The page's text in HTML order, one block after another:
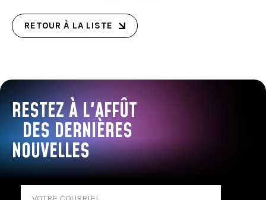
RETOUR À LA LISTE
RESTEZ À L'AFFÛT
DES DERNIÈRES
NOUVELLES